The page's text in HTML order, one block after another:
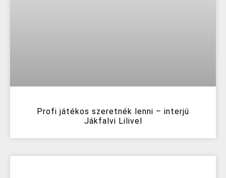
Profi játékos szeretnék lenni – interjú
Jákfalvi Lilivel